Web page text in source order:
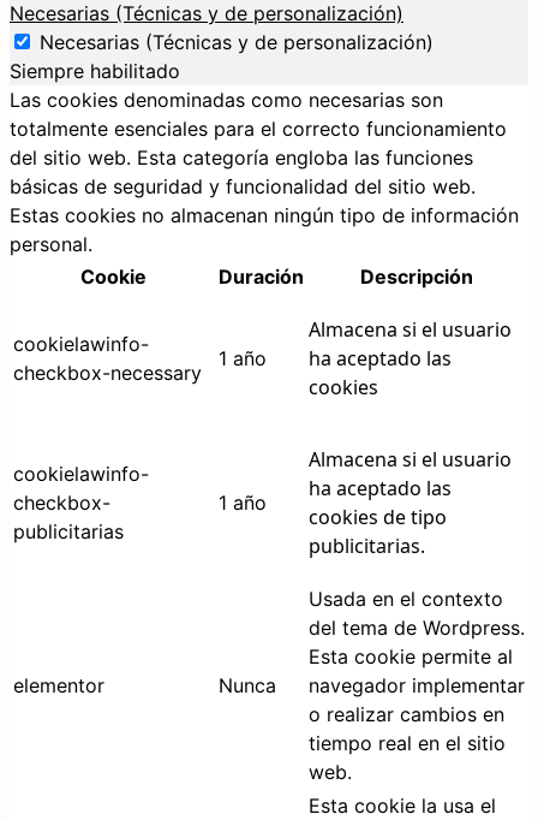
Necesarias (Técnicas y de personalización)
Necesarias (Técnicas y de personalización)
Siempre habilitado
Las cookies denominadas como necesarias son
totalmente esenciales para el correcto funcionamiento
del sitio web. Esta categoría engloba las funciones
básicas de seguridad y funcionalidad del sitio web.
Estas cookies no almacenan ningún tipo de información
personal.
Cookie
Duración Descripción
cookielawinfo-
checkbox-necessary
1 año
Almacena si el usuario
ha aceptado las
cookies
cookielawinfo-
checkbox-
publicitarias
1 año
Almacena si el usuario
ha aceptado las
cookies de tipo
publicitarias.
elementor Nunca
Usada en el contexto
del tema de Wordpress.
Esta cookie permite al
navegador implementar
o realizar cambios en
tiempo real en el sitio
web.
Esta cookie la usa el